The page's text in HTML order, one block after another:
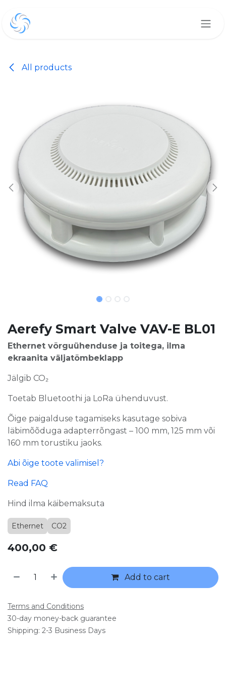
All products
Aerefy Smart Valve VAV-E BL01
Ethernet võrguühenduse ja toitega, ilma
ekraanita väljatõmbeklapp
Jälgib CO₂
Toetab Bluetoothi ja LoRa ühenduvust.
Õige paigalduse tagamiseks kasutage sobiva
läbimõõduga adapterrõngast – 100 mm, 125 mm või
160 mm torustiku jaoks.
Abi õige toote valimisel?
Read FAQ
Hind ilma käibemaksuta
Ethernet CO2
400,00 €
Add to cart
Terms and Conditions
30-day money-back guarantee
Shipping: 2-3 Business Days